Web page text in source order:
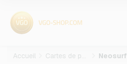
Accueil Cartes de paiement Neosurf